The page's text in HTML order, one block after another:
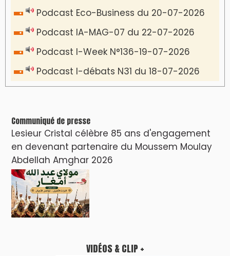
Podcast Eco-Business du 20-07-2026
Podcast IA-MAG-07 du 22-07-2026
Podcast I-Week N°136-19-07-2026
Podcast I-débats N31 du 18-07-2026
Communiqué de presse
Lesieur Cristal célèbre 85 ans d'engagement
en devenant partenaire du Moussem Moulay
Abdellah Amghar 2026
VIDÉOS & CLIP +